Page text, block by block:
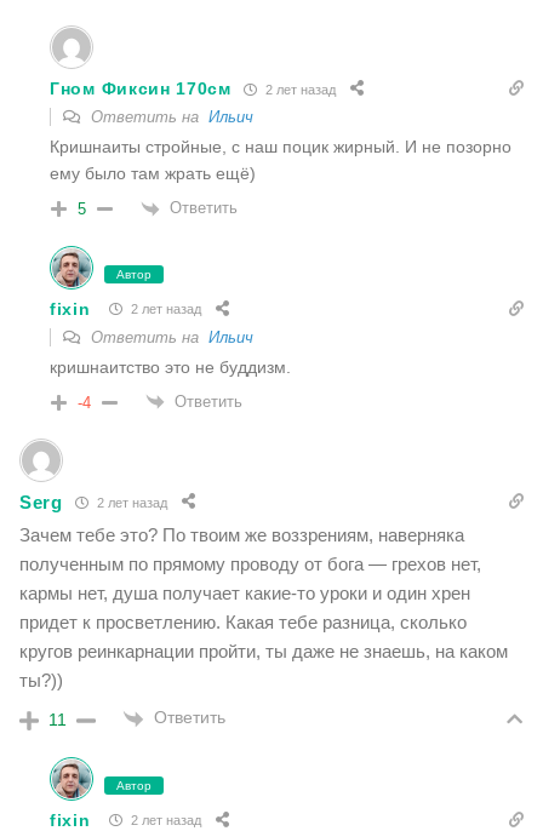
Гном Фиксин 170см 2 лет назад
Ответить на Ильич
Кришнаиты стройные, с наш поцик жирный. И не позорно
ему было там жрать ещё)
5 Ответить
Автор
fixin 2 лет назад
Ответить на Ильич
кришнаитство это не буддизм.
-4 Ответить
Serg 2 лет назад
Зачем тебе это? По твоим же воззрениям, наверняка
полученным по прямому проводу от бога — грехов нет,
кармы нет, душа получает какие-то уроки и один хрен
придет к просветлению. Какая тебе разница, сколько
кругов реинкарнации пройти, ты даже не знаешь, на каком
ты?))
11 Ответить
Автор
fixin 2 лет назад